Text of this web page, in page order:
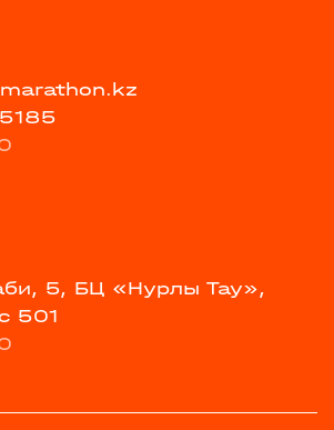
5, БЦ «Нурлы Тау»,
501